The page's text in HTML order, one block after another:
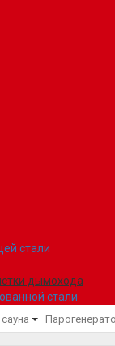
стали
дымохода
стали